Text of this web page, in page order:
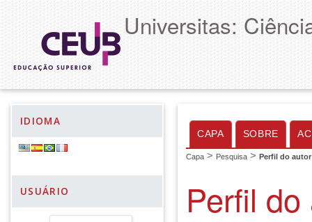
Universitas:
IDIOMA
USUÁRIO
CAPA SOBRE
Capa > Pesquisa > Perfil do autor
Perfil